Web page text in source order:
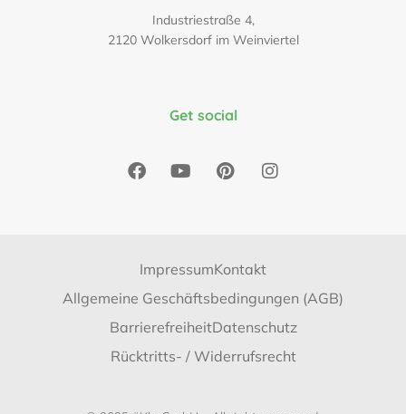
Industriestraße 4,
2120 Wolkersdorf im Weinviertel
Get social
ImpressumKontakt
Allgemeine Geschäftsbedingungen (AGB)
BarrierefreiheitDatenschutz
Rücktritts- / Widerrufsrecht